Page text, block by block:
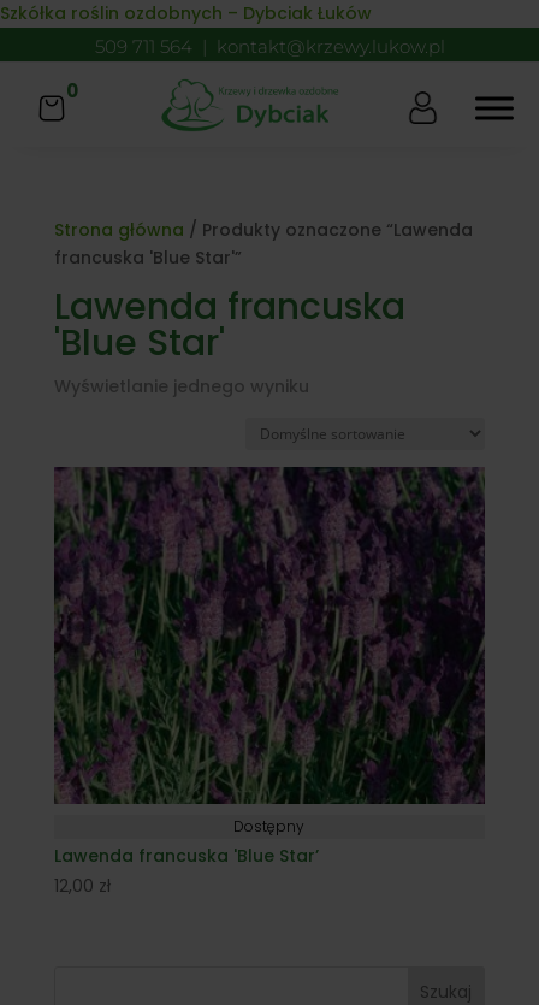
Skip to content
Szkółka roślin ozdobnych – Dybciak Łuków
509 711 564 | kontakt@krzewy.lukow.pl
0
Strona główna / Produkty oznaczone “Lawenda
francuska 'Blue Star'”
Lawenda francuska
'Blue Star'
Wyświetlanie jednego wyniku
Dostępny
Lawenda francuska 'Blue Star’
12,00 zł
Szukaj